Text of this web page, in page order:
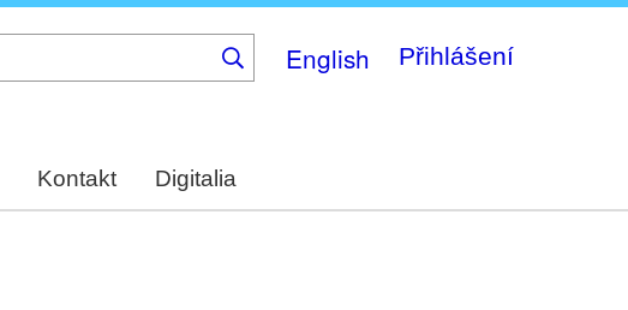
English Přihlášení
Kontakt Digitalia